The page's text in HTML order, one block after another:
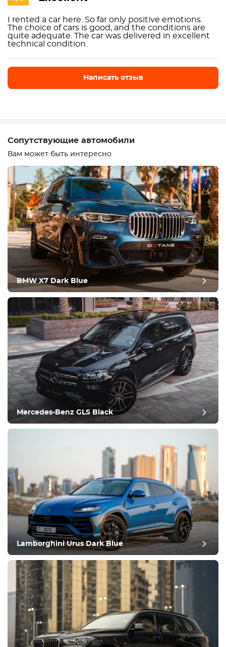
I rented a car here. So far only positive emotions.
The choice of cars is good, and the conditions are
quite adequate. The car was delivered in excellent
technical condition.
Написать отзыв
Оборудование
Удобства
Климат-контроль
Вождение
Состояние
Оставить отзыв
Сопутствующие автомобили
Вам может быть интересно
BMW X7 Dark Blue
Mercedes-Benz GLS Black
Lamborghini Urus Dark Blue